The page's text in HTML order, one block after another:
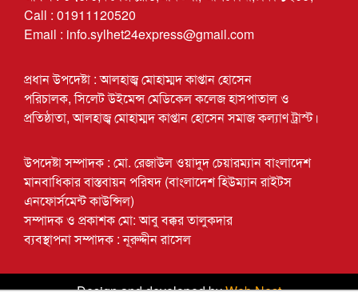
Call : 01911120520
Email : info.sylhet24express@gmail.com
প্রধান উপদেষ্টা : আলহাজ্ব মোহাম্মদ কাপ্তান হোসেন
পরিচালক, সিলেট উইমেন্স মেডিকেল কলেজ হাসপাতাল ও
প্রতিষ্ঠাতা, আলহাজ্ব মোহাম্মদ কাপ্তান হোসেন সমাজ কল্যাণ ট্রাস্ট।
উপদেষ্টা সম্পাদক : মো. রেজাউল ওয়াদুদ চেয়ারম্যান বাংলাদেশ
মানবাধিকার বাস্তবায়ন পরিষদ (বাংলাদেশ হিউম্যান রাইটস
এনফোর্সমেন্ট কাউন্সিল)
সম্পাদক ও প্রকাশক মো: আবু বক্কর তালুকদার
ব্যবস্থাপনা সম্পাদক : নূরুদ্দীন রাসেল
Design and developed byWeb Nest